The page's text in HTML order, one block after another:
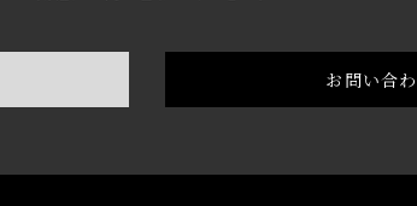
お問い合